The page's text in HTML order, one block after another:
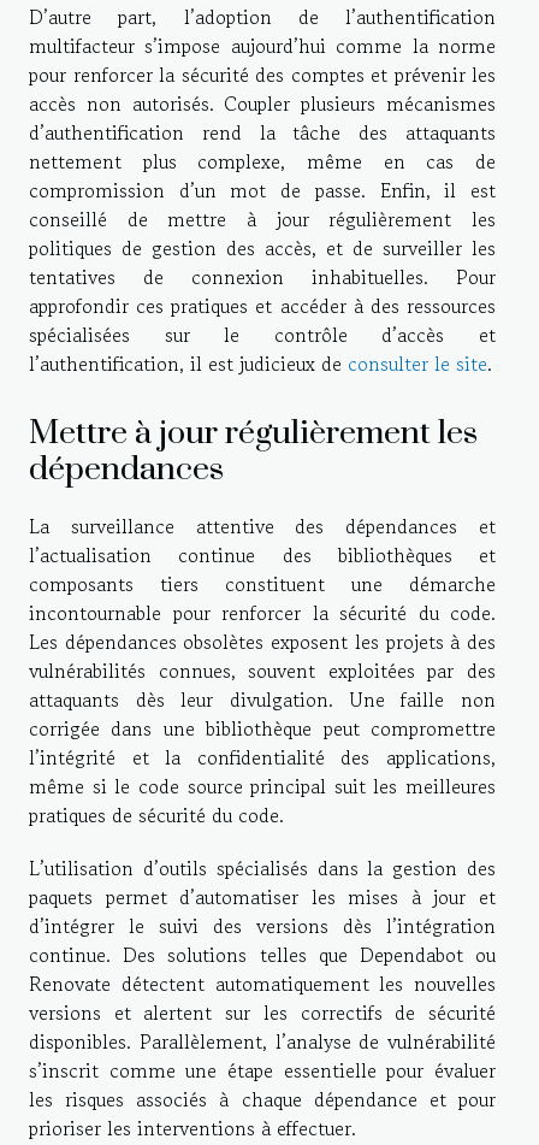
D’autre part, l’adoption de l’authentification
multifacteur s’impose aujourd’hui comme la norme
pour renforcer la sécurité des comptes et prévenir les
accès non autorisés. Coupler plusieurs mécanismes
d’authentification rend la tâche des attaquants
nettement plus complexe, même en cas de
compromission d’un mot de passe. Enfin, il est
conseillé de mettre à jour régulièrement les
politiques de gestion des accès, et de surveiller les
tentatives de connexion inhabituelles. Pour
approfondir ces pratiques et accéder à des ressources
spécialisées sur le contrôle d’accès et
l’authentification, il est judicieux de consulter le site.
Mettre à jour régulièrement les
dépendances
La surveillance attentive des dépendances et
l’actualisation continue des bibliothèques et
composants tiers constituent une démarche
incontournable pour renforcer la sécurité du code.
Les dépendances obsolètes exposent les projets à des
vulnérabilités connues, souvent exploitées par des
attaquants dès leur divulgation. Une faille non
corrigée dans une bibliothèque peut compromettre
l’intégrité et la confidentialité des applications,
même si le code source principal suit les meilleures
pratiques de sécurité du code.
L’utilisation d’outils spécialisés dans la gestion des
paquets permet d’automatiser les mises à jour et
d’intégrer le suivi des versions dès l’intégration
continue. Des solutions telles que Dependabot ou
Renovate détectent automatiquement les nouvelles
versions et alertent sur les correctifs de sécurité
disponibles. Parallèlement, l’analyse de vulnérabilité
s’inscrit comme une étape essentielle pour évaluer
les risques associés à chaque dépendance et pour
prioriser les interventions à effectuer.